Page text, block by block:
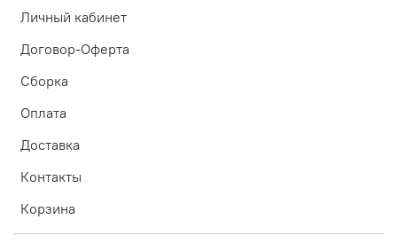
Личный кабинет
Договор-Оферта
Сборка
Оплата
Доставка
Контакты
Корзина